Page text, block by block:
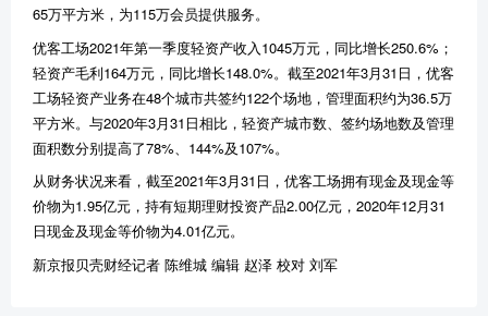
65万平方米，为115万会员提供服务。
优客工场2021年第一季度轻资产收入1045万元，同比增长250.6%；
轻资产毛利164万元，同比增长148.0%。截至2021年3月31日，优客
工场轻资产业务在48个城市共签约122个场地，管理面积约为36.5万
平方米。与2020年3月31日相比，轻资产城市数、签约场地数及管理
面积数分别提高了78%、144%及107%。
从财务状况来看，截至2021年3月31日，优客工场拥有现金及现金等
价物为1.95亿元，持有短期理财投资产品2.00亿元，2020年12月31
日现金及现金等价物为4.01亿元。
新京报贝壳财经记者 陈维城 编辑 赵泽 校对 刘军